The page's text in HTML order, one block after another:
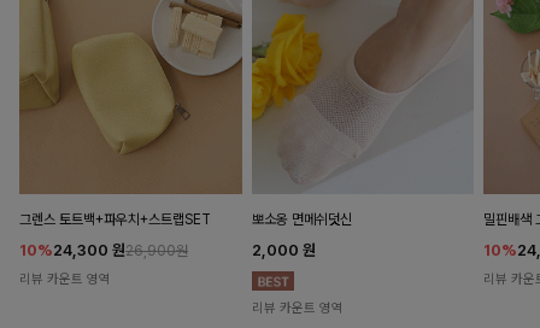
그렌스 토트백+파우치+스트랩SET
10%24,300 원26,900원
리뷰 카운트 영역
뽀소옹 면메쉬덧신
2,000 원
리뷰 카운트 영역
밀핀배색
10%
리뷰 카운